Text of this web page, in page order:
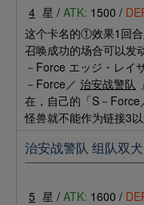
4 星 / ATK: 1500 /
这个卡名的①效果1回
召唤成功的场合可以发
－Force エッジ・レイ
－Force／ 治安战警队
在，自己的「S－Force
怪兽就不能作为链接3
治安战警队 组队双犬
5 星 / ATK: 1600 /